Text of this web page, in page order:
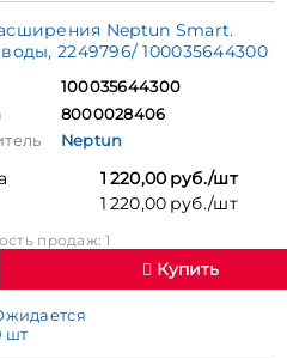
Neptun Smart.
2249796/ 100035644300
100035644300
8000028406
Neptun
1 220,00 руб./шт
1 220,00 руб./шт
продаж: 1
Купить
шт